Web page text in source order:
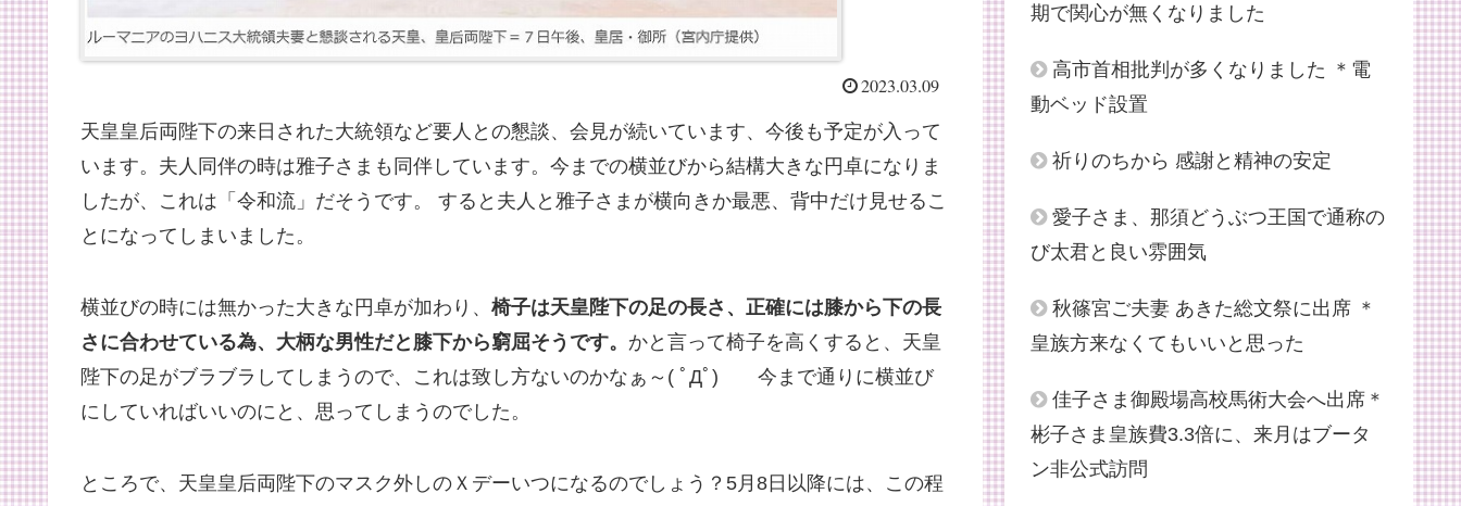
2023.03.09
天皇皇后両陛下の来日された大統領など要人との懇談、会見が続いています、今後も予定が入って
います。夫人同伴の時は雅子さまも同伴しています。今までの横並びから結構大きな円卓になりま
したが、これは「令和流」だそうです。 すると夫人と雅子さまが横向きか最悪、背中だけ見せるこ
とになってしまいました。
横並びの時には無かった大きな円卓が加わり、 椅子は天皇陛下の足の長さ、正確には膝から下の長
さに合わせている為、大柄な男性だと膝下から窮屈そうです。 かと言って椅子を高くすると、天皇
陛下の足がブラブラしてしまうので、これは致し方ないのかなぁ～( ﾟДﾟ) 今まで通りに横並び
にしていればいいのにと、思ってしまうのでした。
ところで、天皇皇后両陛下のマスク外しのＸデーいつになるのでしょう？5月8日以降には、この程
期で関心が無くなりました
高市首相批判が多くなりました ＊電
動ベッド設置
祈りのちから 感謝と精神の安定
愛子さま、那須どうぶつ王国で通称の
び太君と良い雰囲気
秋篠宮ご夫妻 あきた総文祭に出席 ＊
皇族方来なくてもいいと思った
佳子さま御殿場高校馬術大会へ出席＊
彬子さま皇族費3.3倍に、来月はブータ
ン非公式訪問